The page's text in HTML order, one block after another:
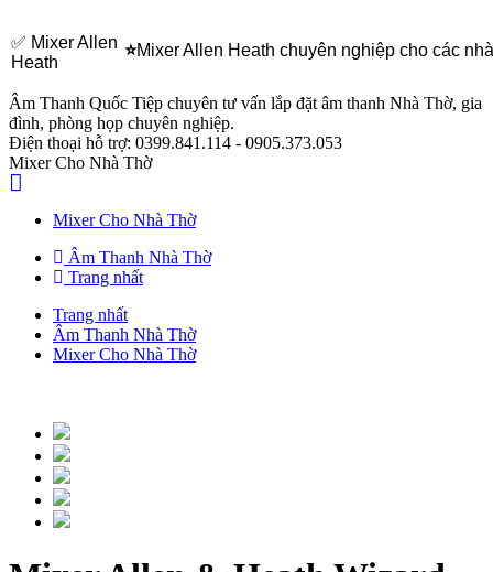
✅ Mixer Allen
Heath
⭐Mixer Allen Heath chuyên nghiệp cho các
Âm Thanh Quốc Tiệp chuyên tư vấn lắp đặt âm thanh Nhà Thờ, gia
đình, phòng họp chuyên nghiệp.
Điện thoại hỗ trợ: 0399.841.114 - 0905.373.053
Mixer Cho Nhà Thờ
Mixer Cho Nhà Thờ
Âm Thanh Nhà Thờ
Trang nhất
Trang nhất
Âm Thanh Nhà Thờ
Mixer Cho Nhà Thờ